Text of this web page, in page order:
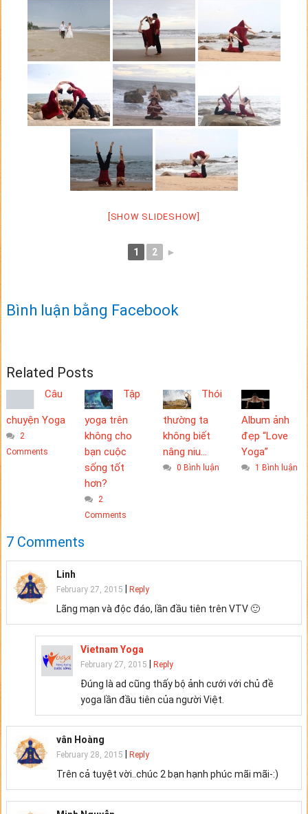
[SHOW SLIDESHOW]
1 2 ►
Bình luận bằng Facebook
Related Posts
Câu
chuyện Yoga
2
Comments
Tập
yoga trên
không cho
bạn cuộc
sống tốt
hơn?
2
Comments
Thói
thường ta
không biết
nâng niu…
0 Bình luận
Album ảnh
đẹp “Love
Yoga”
1 Bình luận
7 Comments
Linh
February 27, 2015 | Reply
Lãng mạn và độc đáo, lần đầu tiên trên VTV 🙂
Vietnam Yoga
February 27, 2015 | Reply
Đúng là ad cũng thấy bộ ảnh cưới với chủ đề
yoga lần đầu tiên của người Việt.
vân Hoàng
February 28, 2015 | Reply
Trên cả tuyệt vời..chúc 2 bạn hạnh phúc mãi mãi-:)